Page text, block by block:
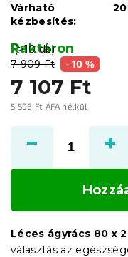
7 909 Ft –10 %
7 107 Ft
5 596 Ft ÁFA nélkül
Raktáron
(>10 db)
Várható
kézbesítés:
Léces ágyrács 80 x
választás az